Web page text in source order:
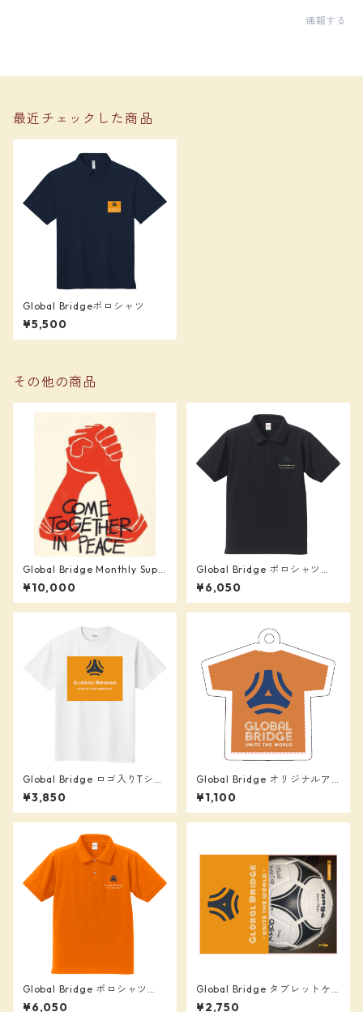
通報する
最近チェックした商品
Global Bridgeポロシャツ
¥5,500
その他の商品
Global Bridge Monthly Supp
orter (¥10,000)
¥10,000
Global Bridge ポロシャツ
（ネイビー#7）
¥6,050
Global Bridge ロゴ入りTシャ
ツ
¥3,850
Global Bridge オリジナルア
クリルキーホルダー
¥1,100
Global Bridge ポロシャツ
（オレンジ）
¥6,050
Global Bridge タブレットケ
ース汎用Mサイズ
¥2,750